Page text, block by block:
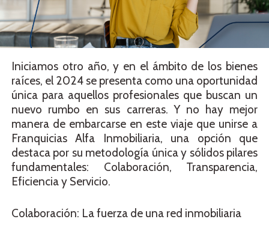
Iniciamos otro año, y en el ámbito de los bienes
raíces, el 2024 se presenta como una oportunidad
única para aquellos profesionales que buscan un
nuevo rumbo en sus carreras. Y no hay mejor
manera de embarcarse en este viaje que unirse a
Franquicias Alfa Inmobiliaria, una opción que
destaca por su metodología única y sólidos pilares
fundamentales: Colaboración, Transparencia,
Eficiencia y Servicio.
Colaboración: La fuerza de una red inmobiliaria